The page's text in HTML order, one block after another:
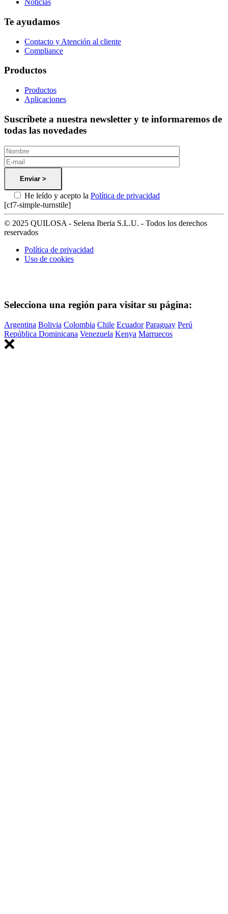
Noticias
Te ayudamos
Contacto y Atención al cliente
Compliance
Productos
Productos
Aplicaciones
Suscríbete a nuestra newsletter y te informaremos de
todas las novedades
He leído y acepto la Política de privacidad
[cf7-simple-turnstile]
© 2025 QUILOSA - Selena Iberia S.L.U. - Todos los derechos
reservados
Política de privacidad
Uso de cookies
Selecciona una región para visitar su página:
Argentina Bolivia Colombia Chile Ecuador Paraguay Perú
República Dominicana Venezuela Kenya Marruecos